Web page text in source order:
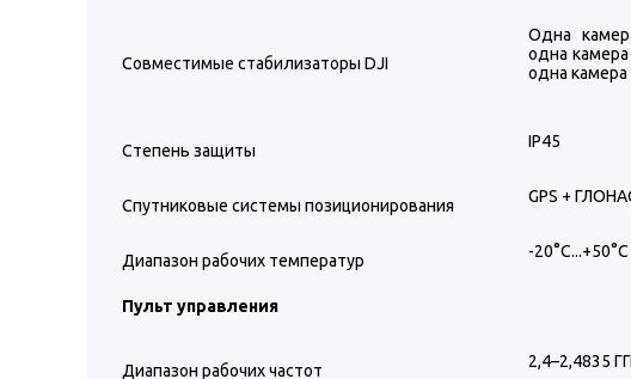
Совместимые стабилизаторы DJI
Одна
одна камера
одна камера
Степень защиты IP45
Спутниковые системы позиционирования GPS +
Диапазон рабочих температур -20°C...+50°C
Пульт управления
Диапазон рабочих частот 2,4–2,4835